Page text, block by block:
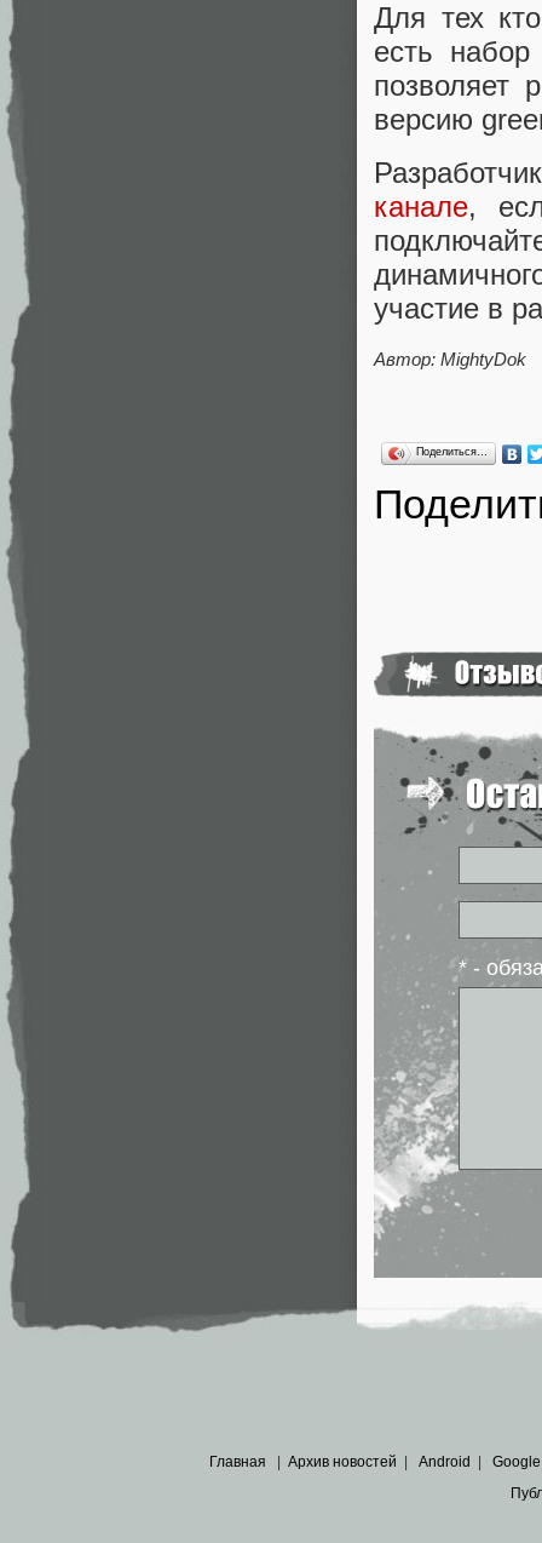
Для тех
есть
позволяет
версию
канале,
участие в
Автор: MightyDok
Поделиться…
* -
Главная Архив новостей Android Google